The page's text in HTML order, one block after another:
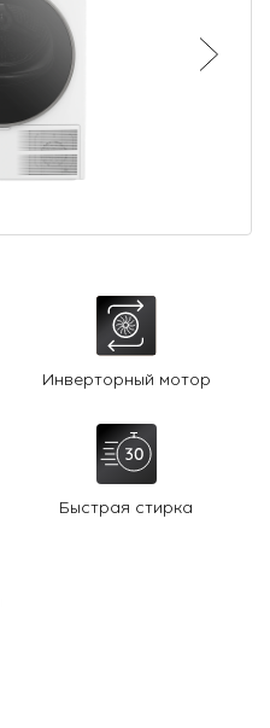
Инверторный мотор
Быстрая стирка